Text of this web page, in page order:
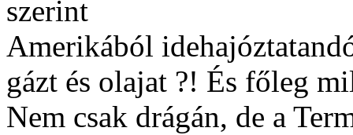
szerint
Amerikából
gázt és olajat ?! És főleg
Nem csak drágán, de a